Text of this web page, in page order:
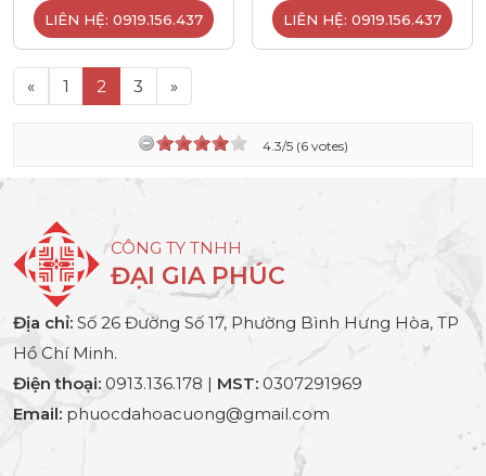
LIÊN HỆ: 0919.156.437 LIÊN HỆ: 0919.156.437
« 1 2 3 »
4.3/5 (6 votes)
CÔNG TY TNHH
ĐẠI GIA PHÚC
Địa chỉ: Số 26 Đường Số 17, Phường Bình Hưng Hòa, TP
Hồ Chí Minh.
Điện thoại: 0913.136.178 | MST: 0307291969
Email: phuocdahoacuong@gmail.com